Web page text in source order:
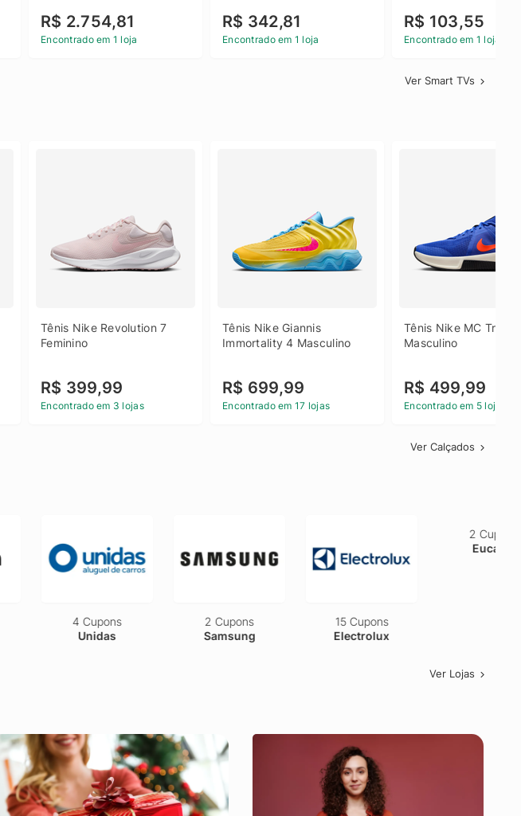
R$ 2.754,81
Encontrado em 1 loja
R$ 342,81
Encontrado em 1 loja
R$ 103,55
Encontrado em 1 loja
Ver Smart TVs
Tênis Nike Revolution 7
Feminino
R$ 399,99
Encontrado em 3 lojas
Tênis Nike Giannis
Immortality 4 Masculino
R$ 699,99
Encontrado em 17 lojas
Tênis Nike MC
Masculino
R$ 499,99
Encontrado em 5 lojas
Ver Calçados
4 Cupons
Unidas
2 Cupons
Samsung
15 Cupons
Electrolux
Ver Lojas